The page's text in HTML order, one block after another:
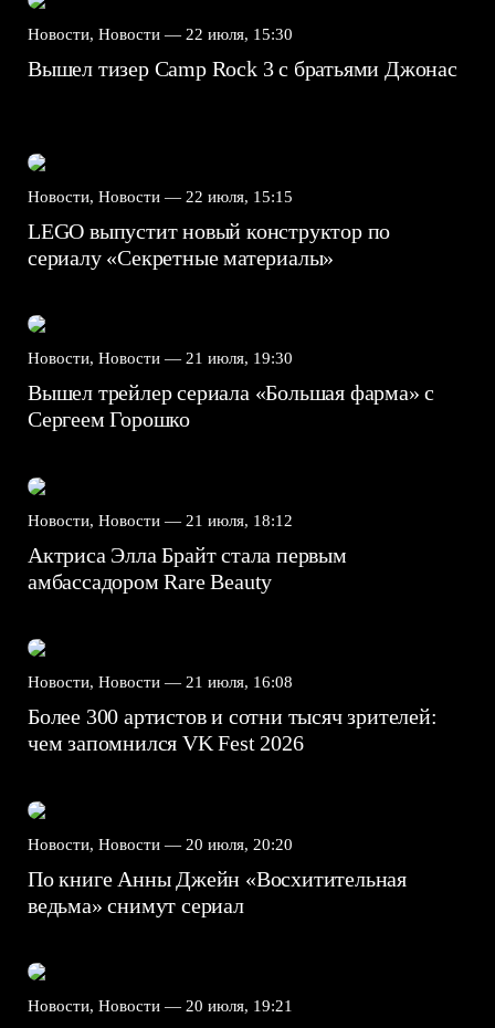
Новости, Новости — 22 июля, 15:30
Вышел тизер Camp Rock 3 с братьями Джонас
Новости, Новости — 22 июля, 15:15
LEGO выпустит новый конструктор по
сериалу «Секретные материалы»
Новости, Новости — 21 июля, 19:30
Вышел трейлер сериала «Большая фарма» с
Сергеем Горошко
Новости, Новости — 21 июля, 18:12
Актриса Элла Брайт стала первым
амбассадором Rare Beauty
Новости, Новости — 21 июля, 16:08
Более 300 артистов и сотни тысяч зрителей:
чем запомнился VK Fest 2026
Новости, Новости — 20 июля, 20:20
По книге Анны Джейн «Восхитительная
ведьма» снимут сериал
Новости, Новости — 20 июля, 19:21